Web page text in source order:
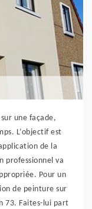
une façade,
L’objectif est
de la
professionnel va
Pour un
de peinture sur
73. Faites-lui part